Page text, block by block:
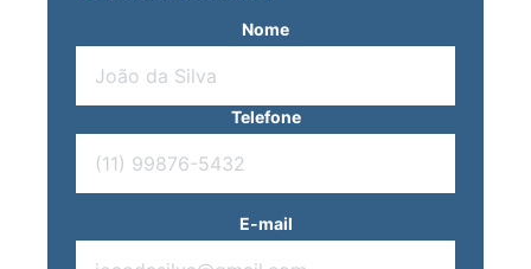
Nome
Telefone
E-mail